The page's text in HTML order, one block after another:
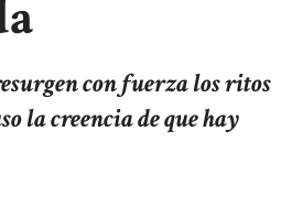
con fuerza los ritos
la creencia de que hay